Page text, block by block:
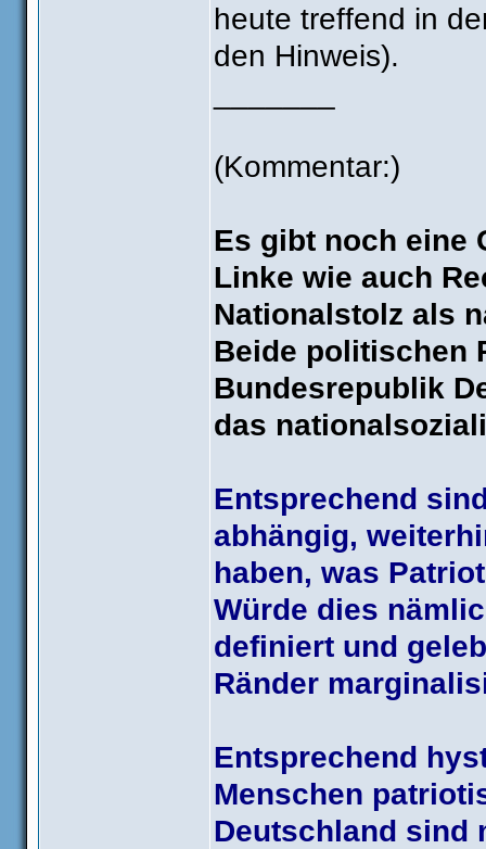
heute treffend in
den Hinweis).
(Kommentar:)
Es gibt noch eine
Linke wie auch
Nationalstolz als
Beide politischen
Bundesrepublik
das
Entsprechend
abhängig,
haben, was
Würde dies
definiert und
Ränder
Entsprechend
Menschen
Deutschland sind